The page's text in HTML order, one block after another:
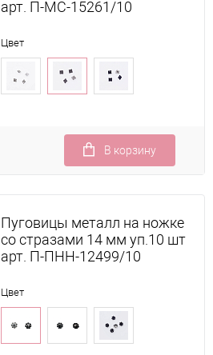
арт. П-МС-15261/10
Цвет
В корзину
Пуговицы металл на ножке
со стразами 14 мм уп.10 шт
арт. П-ПНН-12499/10
Цвет